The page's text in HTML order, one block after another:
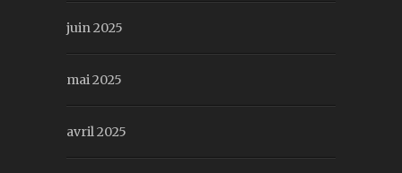
juin 2025
mai 2025
avril 2025